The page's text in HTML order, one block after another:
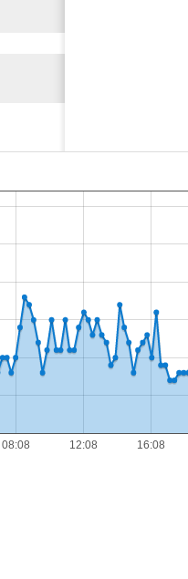
08:08 12:08 16:08